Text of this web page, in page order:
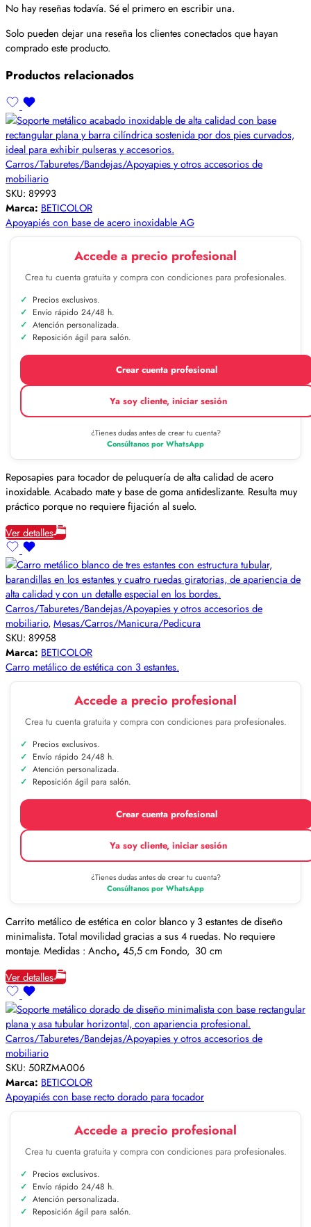
No hay reseñas todavía. Sé el primero en escribir una.
Solo pueden dejar una reseña los clientes conectados que hayan
comprado este producto.
Productos relacionados
Carros/Taburetes/Bandejas/Apoyapies y otros accesorios de
mobiliario
SKU: 89993
Marca: BETICOLOR
Apoyapiés con base de acero inoxidable AG
Accede a precio profesional
Crea tu cuenta gratuita y compra con condiciones para profesionales.
Precios exclusivos.
Envío rápido 24/48 h.
Atención personalizada.
Reposición ágil para salón.
Crear cuenta profesional
Ya soy cliente, iniciar sesión
¿Tienes dudas antes de crear tu cuenta?
Consúltanos por WhatsApp
Reposapies para tocador de peluquería de alta calidad de acero
inoxidable. Acabado mate y base de goma antideslizante. Resulta muy
práctico porque no requiere fijación al suelo.
Ver detalles
Carros/Taburetes/Bandejas/Apoyapies y otros accesorios de
mobiliario, Mesas/Carros/Manicura/Pedicura
SKU: 89958
Marca: BETICOLOR
Carro metálico de estética con 3 estantes.
Accede a precio profesional
Crea tu cuenta gratuita y compra con condiciones para profesionales.
Precios exclusivos.
Envío rápido 24/48 h.
Atención personalizada.
Reposición ágil para salón.
Crear cuenta profesional
Ya soy cliente, iniciar sesión
¿Tienes dudas antes de crear tu cuenta?
Consúltanos por WhatsApp
Carrito metálico de estética en color blanco y 3 estantes de diseño
minimalista. Total movilidad gracias a sus 4 ruedas. No requiere
montaje. Medidas : Ancho, 45,5 cm Fondo, 30 cm
Ver detalles
Carros/Taburetes/Bandejas/Apoyapies y otros accesorios de
mobiliario
SKU: 50RZMA006
Marca: BETICOLOR
Apoyapiés con base recto dorado para tocador
Accede a precio profesional
Crea tu cuenta gratuita y compra con condiciones para profesionales.
Precios exclusivos.
Envío rápido 24/48 h.
Atención personalizada.
Reposición ágil para salón.